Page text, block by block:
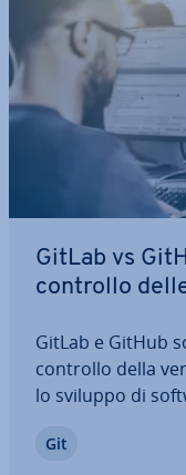
GitLab vs
controllo
GitLab e GitHub
controllo della
lo sviluppo di
tuttavia
Git